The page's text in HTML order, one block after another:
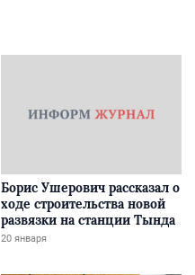
Борис Ушерович рассказал о
ходе строительства новой
развязки на станции Тында
20 января